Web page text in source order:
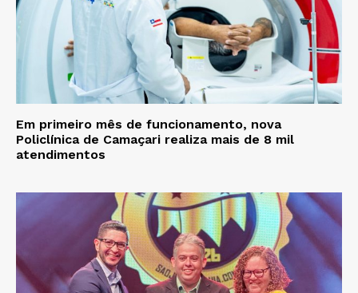
Em primeiro mês de funcionamento, nova
Policlínica de Camaçari realiza mais de 8 mil
atendimentos